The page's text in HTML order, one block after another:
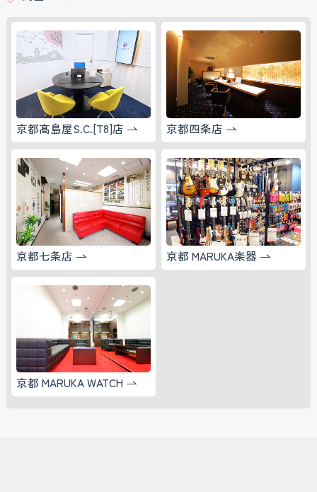
京都髙島屋S.C.[T8]店 京都四条店
京都七条店 京都 MARUKA楽器
京都 MARUKA WATCH